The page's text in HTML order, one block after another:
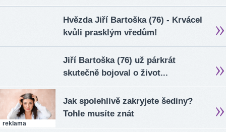
Hvězda Jiří Bartoška (76) - Krvácel
kvůli prasklým vředům!
Jiří Bartoška (76) už párkrát
skutečně bojoval o život...
reklama
Jak spolehlivě zakryjete šediny?
Tohle musíte znát